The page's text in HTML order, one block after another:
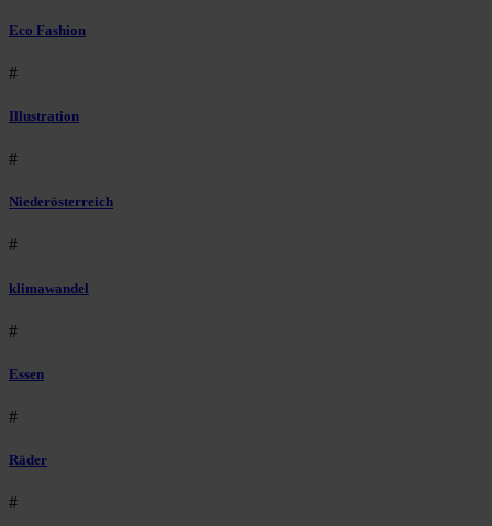
Eco Fashion
#
Illustration
#
Niederösterreich
#
klimawandel
#
Essen
#
Räder
#